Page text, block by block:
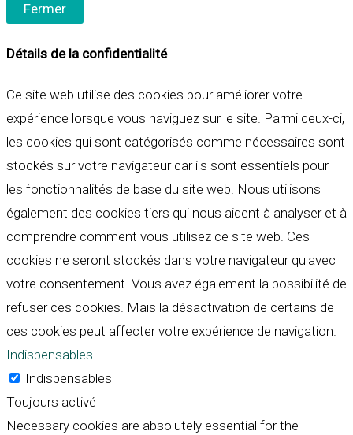
Fermer
Détails de la confidentialité
Ce site web utilise des cookies pour améliorer votre
expérience lorsque vous naviguez sur le site. Parmi ceux-ci,
les cookies qui sont catégorisés comme nécessaires sont
stockés sur votre navigateur car ils sont essentiels pour
les fonctionnalités de base du site web. Nous utilisons
également des cookies tiers qui nous aident à analyser et à
comprendre comment vous utilisez ce site web. Ces
cookies ne seront stockés dans votre navigateur qu'avec
votre consentement. Vous avez également la possibilité de
refuser ces cookies. Mais la désactivation de certains de
ces cookies peut affecter votre expérience de navigation.
Indispensables
Indispensables
Toujours activé
Necessary cookies are absolutely essential for the